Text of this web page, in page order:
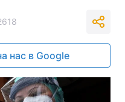
нас в Google